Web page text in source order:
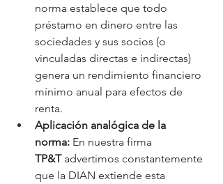
norma establece que todo
préstamo en dinero entre las
sociedades y sus socios (o
vinculadas directas e indirectas)
genera un rendimiento financiero
mínimo anual para efectos de
renta.
Aplicación analógica de la
norma: En nuestra firma
TP&T advertimos constantemente
que la DIAN extiende esta